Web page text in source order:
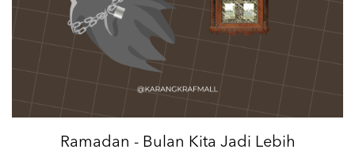
Ramadan - Bulan Kita Jadi Lebih